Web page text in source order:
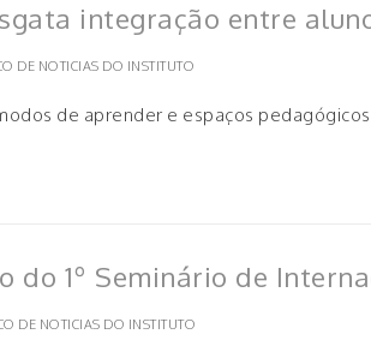
integração entre
DE NOTICIAS DO INSTITUTO
de aprender e espaços
do 1º Seminário de
DE NOTICIAS DO INSTITUTO